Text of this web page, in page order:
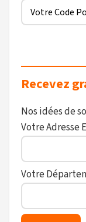
Recevez
Nos idées de
Votre Adresse
Votre